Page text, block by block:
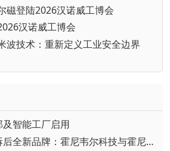
磁登陆2026汉诺威工博会
汉诺威工博会
波技术：重新定义工业安全边界
智能工厂启用
▪ 霍尼韦尔发布分拆后全新品牌：霍尼韦尔科技与霍尼韦尔航空航天